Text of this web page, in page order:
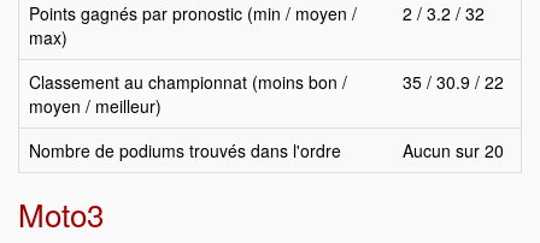
Points gagnés par pronostic (min / moyen /
max)
2 / 3.2 / 32
Classement au championnat (moins bon /
moyen / meilleur)
35 / 30.9 / 22
Nombre de podiums trouvés dans l'ordre Aucun sur 20
Moto3